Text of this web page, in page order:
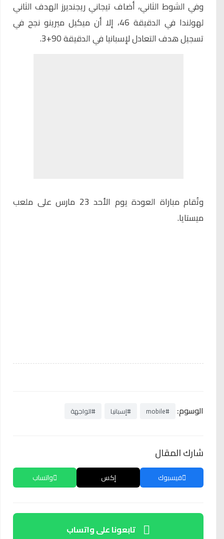
وفي الشوط الثاني، أضاف تيجاني ريجنديرز الهدف الثاني
لهولندا في الدقيقة 46، إلا أن ميكيل ميرينو نجح في
تسجيل هدف التعادل لإسبانيا في الدقيقة 90+3.
وتُقام مباراة العودة يوم الأحد 23 مارس على ملعب
ميستايا.
الوسوم: #mobile #إسبانيا #الواجهة
شارك المقال
فيسبوك إكس واتساب
تابعونا على واتساب